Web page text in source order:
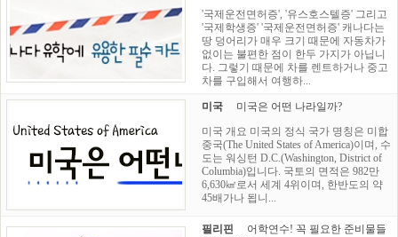
'국제운전면허증', '유스호스텔증' 그리고
'국제학생증' '국제운전면허증' 캐나다는
땅 덩어리가 매우 크기 때문에 자동차가
없이는 불편한 점이 한두 가지가 아닙니
다. 그렇기 때문에 차를 렌트하거나 중고
차를 구입해서 여행하...
미국
미국은 어떤 나라일까?
미국 개요 미국의 정식 국가 명칭은 미합
중국(The United States of America)이며, 수
도는 워싱턴 D.C.(Washington, District of
Columbia)입니다. 국토의 면적은 982만
6,630㎢로서 세계 4위이며, 한반도의 약
45배가나 됩니...
필리핀
어학연수! 꼭 필요한 준비물들